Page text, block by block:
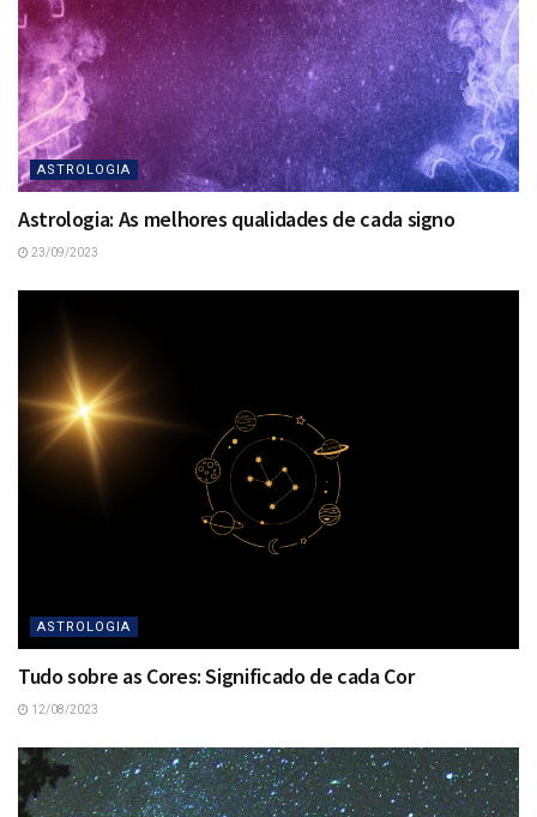
ASTROLOGIA
Astrologia: As melhores qualidades de cada signo
23/09/2023
ASTROLOGIA
Tudo sobre as Cores: Significado de cada Cor
12/08/2023